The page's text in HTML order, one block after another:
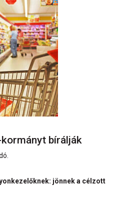
bírálják
jönnek a célzott